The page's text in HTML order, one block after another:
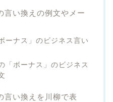
言い換えの例文やメー
ーナス」のビジネス言い
「ボーナス」のビジネス
言い換えを川柳で表